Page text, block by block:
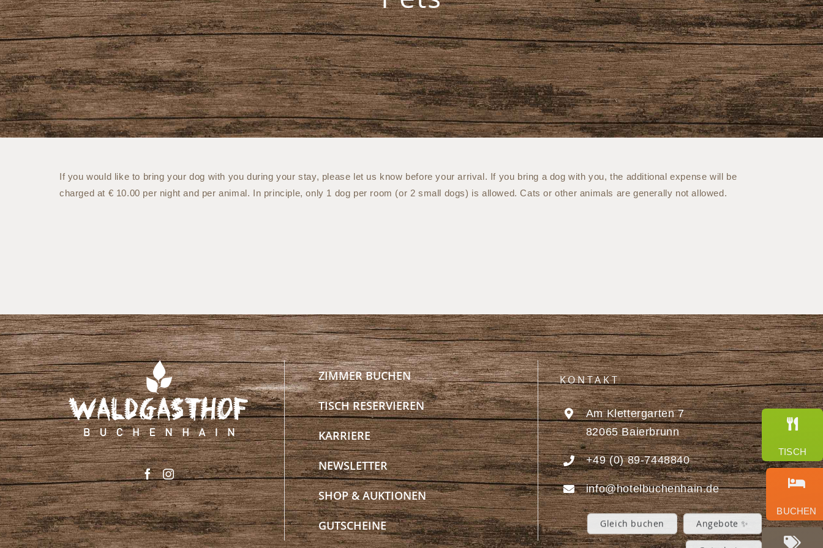
If you would like to bring your dog with you during your stay, please let us know before your arrival. If you bring a dog with you, the additional expense will be
charged at € 10.00 per night and per animal. In principle, only 1 dog per room (or 2 small dogs) is allowed. Cats or other animals are generally not allowed.
ZIMMER BUCHEN
TISCH RESERVIEREN
KARRIERE
NEWSLETTER
SHOP & AUKTIONEN
GUTSCHEINE
KONTAKT
Am Klettergarten 7
82065 Baierbrunn
+49 (0) 89-7448840
info@hotelbuchenhain.de
TISCH
BUCHEN
Wir sind für Sie da. Schreiben Sie
uns hier oder buchen Sie direkt! 😊
Gleich buchen Angebote ✨